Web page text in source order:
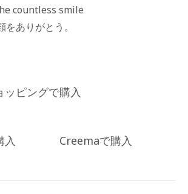
countless smile
ありがとう。
ッピングで購入
入 Creemaで購入